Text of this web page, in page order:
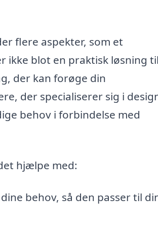
flere aspekter, som et
ikke blot en praktisk løsning til
der kan forøge din
der specialiserer sig i
behov i forbindelse med
hjælpe med:
behov, så den passer til